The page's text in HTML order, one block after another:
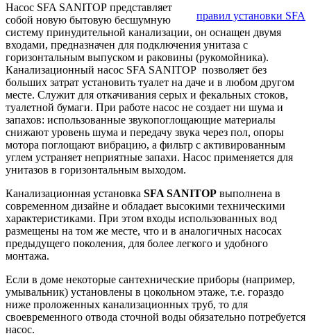
правил установки SFA
Насос SFA SANITOP представляет
собой новую бытовую бесшумную
систему принудительной канализации, он оснащен двумя
входами, предназначен для подключения унитаза с
горизонтальным выпуском и раковины (рукомойника).
Канализационный насос SFA SANITOP позволяет без
больших затрат установить туалет на даче и в любом другом
месте. Служит для откачивания серых и фекальных стоков,
туалетной бумаги. При работе насос не создает ни шума и
запахов: использованные звукопоглощающие материалы
снижают уровень шума и передачу звука через пол, опоры
мотора поглощают вибрацию, а фильтр с активированным
углем устраняет неприятные запахи. Насос применяется для
унитазов в горизонтальным выходом.
Канализационная установка SFA SANITOP выполнена в
современном дизайне и обладает высокими техническими
характеристиками. При этом входы использованных вод
размещены на том же месте, что и в аналогичных насосах
предыдущего поколения, для более легкого и удобного
монтажа.
Если в доме некоторые сантехнические приборы (например,
умывальник) установлены в цокольном этаже, т.е. гораздо
ниже проложенных канализационных труб, то для
своевременного отвода сточной воды обязательно потребуется
насос.